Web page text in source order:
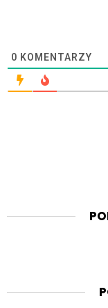
0 KOMENTARZY